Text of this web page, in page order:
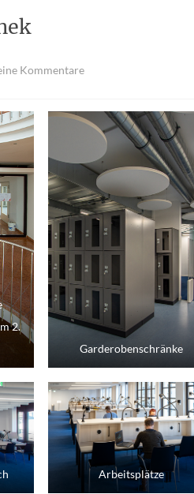
Kommentare
2.
Garderobenschränke
Arbeitsplätze